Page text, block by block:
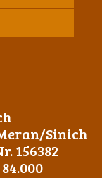
Sinich
156382